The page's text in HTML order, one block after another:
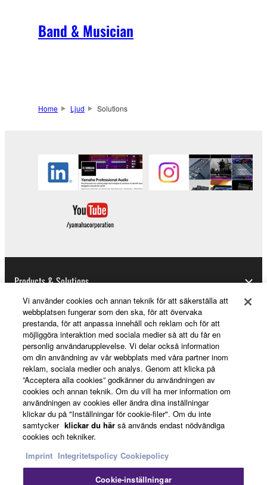
Band & Musician
Home Ljud Solutions
Products & Solutions
News
About Yamaha
Sverige - English
Consumer
Vi använder cookies och annan teknik för att säkerställa att
webbplatsen fungerar som den ska, för att övervaka
prestanda, för att anpassa innehåll och reklam och för att
möjliggöra interaktion med sociala medier så att du får en
personlig användarupplevelse. Vi delar också information
om din användning av vår webbplats med våra partner inom
reklam, sociala medier och analys. Genom att klicka på
”Acceptera alla cookies” godkänner du användningen av
cookies och annan teknik. Om du vill ha mer information om
användningen av cookies eller ändra dina inställningar
klickar du på "Inställningar för cookie-filer". Om du inte
samtycker klickar du här så används endast nödvändiga
cookies och tekniker.
Imprint Integritetspolicy Cookiepolicy
Cookie-inställningar